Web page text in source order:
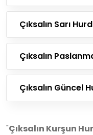
Çıksalın Sarı
Çıksalın
Çıksalın Güncel
"Çıksalın Kurşun